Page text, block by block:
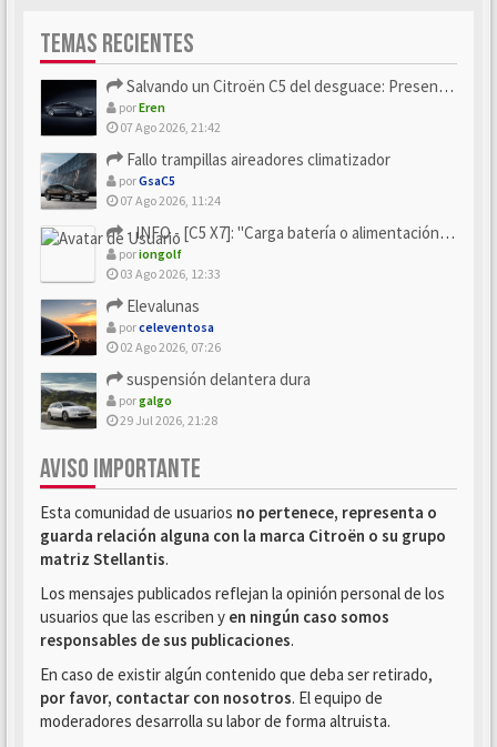
TEMAS RECIENTES
Salvando un Citroën C5 del desguace: Presentación y seguimiento
porEren
07 Ago 2026, 21:42
Fallo trampillas aireadores climatizador
porGsaC5
07 Ago 2026, 11:24
- INFO - [C5 X7]: "Carga batería o alimentación eléctri...
poriongolf
03 Ago 2026, 12:33
Elevalunas
porceleventosa
02 Ago 2026, 07:26
suspensión delantera dura
porgalgo
29 Jul 2026, 21:28
AVISO IMPORTANTE
Esta comunidad de usuarios no pertenece, representa o
guarda relación alguna con la marca Citroën o su grupo
matriz Stellantis.
Los mensajes publicados reflejan la opinión personal de los
usuarios que las escriben y en ningún caso somos
responsables de sus publicaciones.
En caso de existir algún contenido que deba ser retirado,
por favor, contactar con nosotros. El equipo de
moderadores desarrolla su labor de forma altruista.